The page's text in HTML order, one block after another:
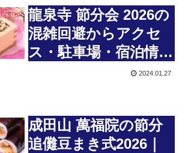
龍泉寺 節分会 2026の
混雑回避からアクセ
ス・駐車場・宿泊情報
2024.01.27
成田山 萬福院の節分
追儺豆まき式2026｜